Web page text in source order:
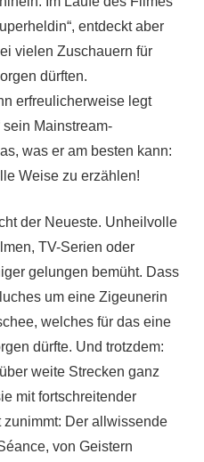
entdeckt aber
vielen Zuschauern für
dürften.
erfreulicherweise legt
sein Mainstream-
was er am besten kann:
Weise zu erzählen!
der Neueste. Unheilvolle
TV-Serien oder
gelungen bemüht. Dass
um eine Zigeunerin
welches für das eine
dürfte. Und trotzdem:
weite Strecken ganz
mit fortschreitender
Der allwissende
von Geistern